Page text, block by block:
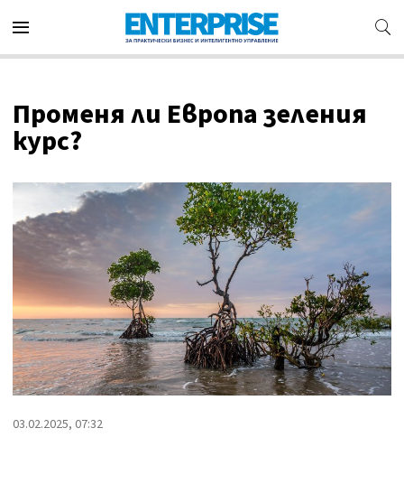
Променя ли Европа зеления
курс?
03.02.2025, 07:32